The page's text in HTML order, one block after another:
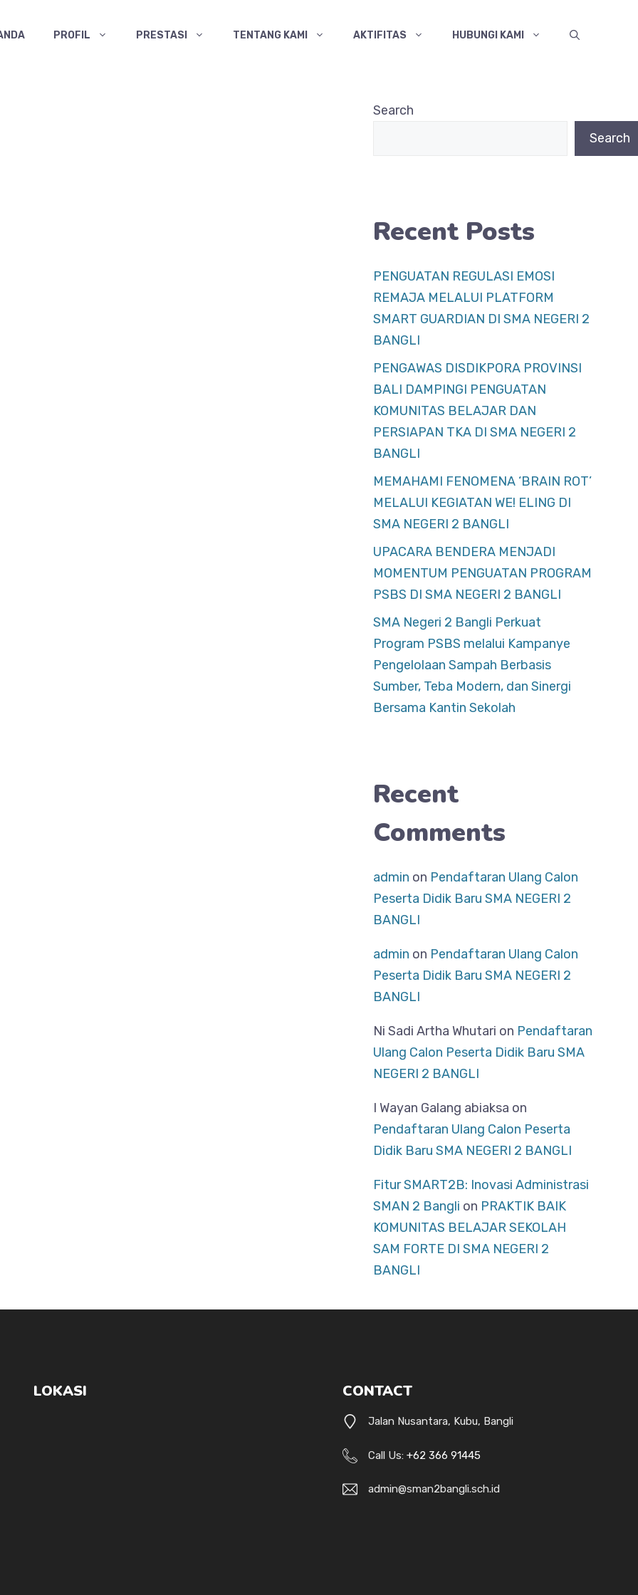
PROFIL PRESTASI TENTANG KAMI AKTIFITAS HUBUNGI KAMI
Search
Search
Recent Posts
PENGUATAN REGULASI EMOSI
REMAJA MELALUI PLATFORM
SMART GUARDIAN DI SMA NEGERI 2
BANGLI
PENGAWAS DISDIKPORA PROVINSI
BALI DAMPINGI PENGUATAN
KOMUNITAS BELAJAR DAN
PERSIAPAN TKA DI SMA NEGERI 2
BANGLI
MEMAHAMI FENOMENA ‘BRAIN ROT’
MELALUI KEGIATAN WE! ELING DI
SMA NEGERI 2 BANGLI
UPACARA BENDERA MENJADI
MOMENTUM PENGUATAN PROGRAM
PSBS DI SMA NEGERI 2 BANGLI
SMA Negeri 2 Bangli Perkuat
Program PSBS melalui Kampanye
Pengelolaan Sampah Berbasis
Sumber, Teba Modern, dan Sinergi
Bersama Kantin Sekolah
Recent
Comments
admin on Pendaftaran Ulang Calon
Peserta Didik Baru SMA NEGERI 2
BANGLI
admin on Pendaftaran Ulang Calon
Peserta Didik Baru SMA NEGERI 2
BANGLI
Ni Sadi Artha Whutari on Pendaftaran
Ulang Calon Peserta Didik Baru SMA
NEGERI 2 BANGLI
I Wayan Galang abiaksa on
Pendaftaran Ulang Calon Peserta
Didik Baru SMA NEGERI 2 BANGLI
Fitur SMART2B: Inovasi Administrasi
SMAN 2 Bangli on PRAKTIK BAIK
KOMUNITAS BELAJAR SEKOLAH
SAM FORTE DI SMA NEGERI 2
BANGLI
LOKASI CONTACT
Jalan Nusantara, Kubu, Bangli
Call Us: +62 366 91445
admin@sman2bangli.sch.id